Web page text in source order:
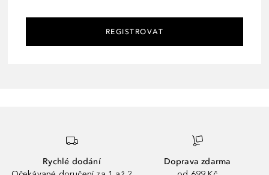
REGISTROVAT
Rychlé dodání
Doprava zdarma